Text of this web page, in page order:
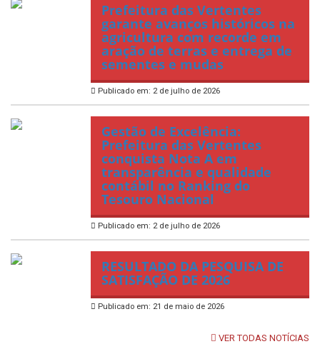
Prefeitura das Vertentes
garante avanços históricos na
agricultura com recorde em
aração de terras e entrega de
sementes e mudas
Publicado em: 2 de julho de 2026
Gestão de Excelência:
Prefeitura das Vertentes
conquista Nota A em
transparência e qualidade
contábil no Ranking do
Tesouro Nacional
Publicado em: 2 de julho de 2026
RESULTADO DA PESQUISA DE
SATISFAÇÃO DE 2026
Publicado em: 21 de maio de 2026
VER TODAS NOTÍCIAS